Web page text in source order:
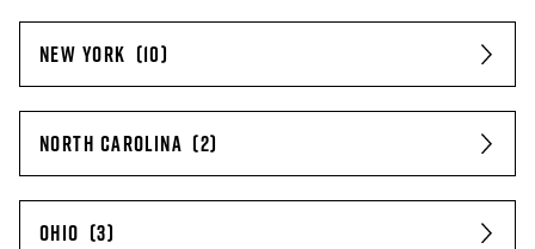
NEW YORK
NORTH CAROLINA
OHIO